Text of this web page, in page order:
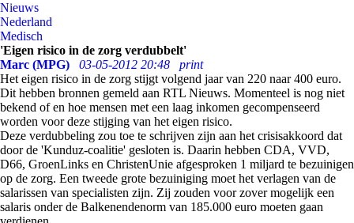
Nieuws
Nederland
Medisch
'Eigen risico in de zorg verdubbelt'
Marc (MPG)
03-05-2012 20:48
print
Het eigen risico in de zorg stijgt volgend jaar van 220 naar 400 euro.
Dit hebben bronnen gemeld aan RTL Nieuws. Momenteel is nog niet
bekend of en hoe mensen met een laag inkomen gecompenseerd
worden voor deze stijging van het eigen risico.
Deze verdubbeling zou toe te schrijven zijn aan het crisisakkoord dat
door de 'Kunduz-coalitie' gesloten is. Daarin hebben CDA, VVD,
D66, GroenLinks en ChristenUnie afgesproken 1 miljard te bezuinigen
op de zorg. Een tweede grote bezuiniging moet het verlagen van de
salarissen van specialisten zijn. Zij zouden voor zover mogelijk een
salaris onder de Balkenendenorm van 185.000 euro moeten gaan